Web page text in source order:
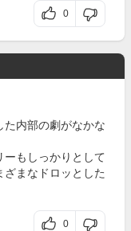
0
た内部の劇がなかな
ーもしっかりとして
まなドロッとした
0